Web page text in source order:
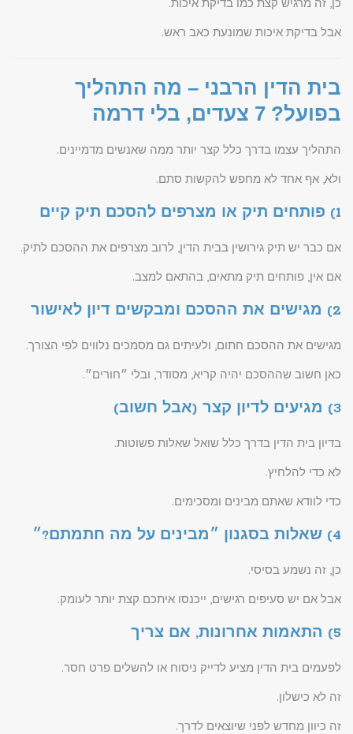
אבל בדיקת איכות שמונעת כאב ראש.
בית הדין הרבני – מה התהליך
בפועל? 7 צעדים, בלי דרמה
התהליך עצמו בדרך כלל קצר יותר ממה שאנשים מדמיינים.
ולא, אף אחד לא מחפש להקשות סתם.
1) פותחים תיק או מצרפים להסכם תיק קיים
אם כבר יש תיק גירושין בבית הדין, לרוב מצרפים את ההסכם לתיק.
אם אין, פותחים תיק מתאים, בהתאם למצב.
2) מגישים את ההסכם ומבקשים דיון לאישור
מגישים את ההסכם חתום, ולעיתים גם מסמכים נלווים לפי הצורך.
כאן חשוב שההסכם יהיה קריא, מסודר, ובלי ״חורים״.
3) מגיעים לדיון קצר (אבל חשוב)
בדיון בית הדין בדרך כלל שואל שאלות פשוטות.
לא כדי להלחיץ.
כדי לוודא שאתם מבינים ומסכימים.
4) שאלות בסגנון ״מבינים על מה חתמתם?״
כן, זה נשמע בסיסי.
אבל אם יש סעיפים רגישים, ייכנסו איתכם קצת יותר לעומק.
5) התאמות אחרונות, אם צריך
לפעמים בית הדין מציע לדייק ניסוח או להשלים פרט חסר.
זה לא כישלון.
זה כיוון מחדש לפני שיוצאים לדרך.